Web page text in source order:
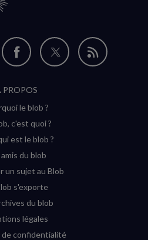
Nous
sur
Facebook
(nouvelle
Nous
Flux
PROPOS
le blob ?
c'est quoi ?
est le blob ?
du blob
un sujet au Blob
s'exporte
du blob
légales
de confidentialité